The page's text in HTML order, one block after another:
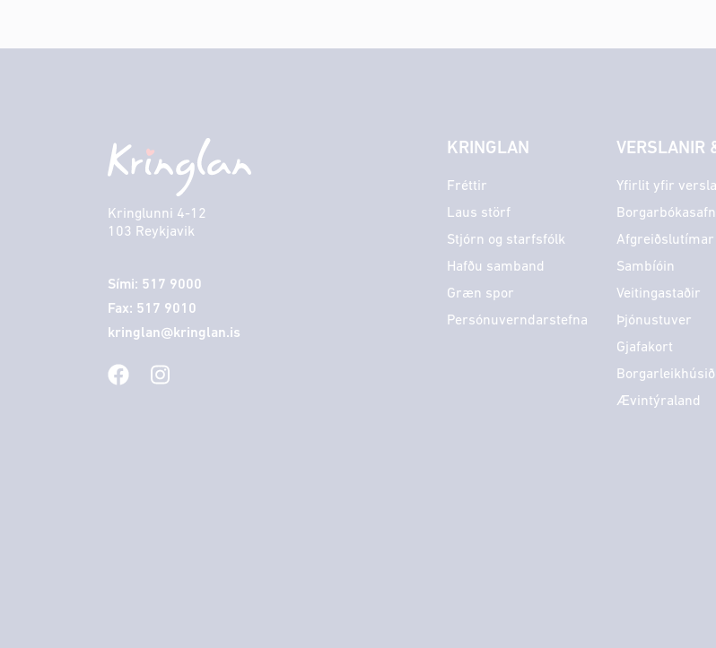
Kringlunni 4-12
103 Reykjavik
Sími: 517 9000
Fax: 517 9010
kringlan@kringlan.is
KRINGLAN
Fréttir
Laus störf
Stjórn og starfsfólk
Hafðu samband
Græn spor
Persónuverndarstefna
VERSLANIR
Yfirlit yfir
Borgarbókasafn
Afgreiðslutímar
Sambíóin
Veitingastaðir
Þjónustuver
Gjafakort
Borgarleikhúsið
Ævintýraland